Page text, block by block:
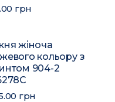
грн
жіноча
кольору з
904-2
грн